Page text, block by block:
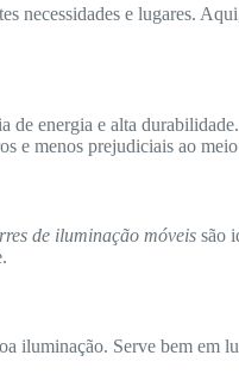
necessidades e lugares.
de energia e alta
e menos prejudiciais ao
de iluminação móveis são
iluminação. Serve bem em